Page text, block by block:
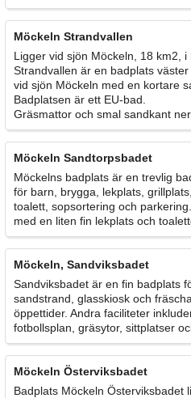
Möckeln Strandvallen
Ligger vid sjön Möckeln, 18 km2, i
Strandvallen är en badplats
vid sjön Möckeln med en kortare
Badplatsen är ett EU-bad.
Gräsmattor och smal sandkant
Möckeln Sandtorpsbadet
Möckelns badplats är en trevlig
för barn, brygga, lekplats,
toalett, sopsortering och
med en liten fin lekplats och
Möckeln, Sandviksbadet
Sandviksbadet är en fin badplats
sandstrand, glasskiosk och
öppettider. Andra faciliteter
fotbollsplan, gräsytor, sittplatser
Möckeln Österviksbadet
Badplats Möckeln Österviksbadet